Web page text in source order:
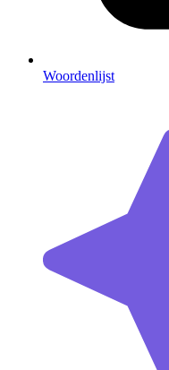
Woordenlijst